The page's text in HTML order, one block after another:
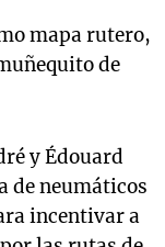
mapa rutero,
de
y Édouard
de neumáticos
incentivar a